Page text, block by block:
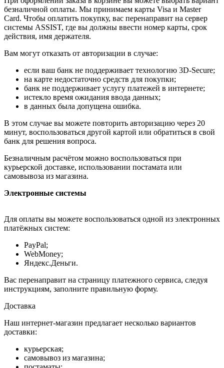
безналичной оплаты. Мы принимаем карты Visa и Master
Card. Чтобы оплатить покупку, вас перенаправит на сервер
системы ASSIST, где вы должны ввести номер карты, срок
действия, имя держателя.
Вам могут отказать от авторизации в случае:
если ваш банк не поддерживает технологию 3D-Secure;
на карте недостаточно средств для покупки;
банк не поддерживает услугу платежей в интернете;
истекло время ожидания ввода данных;
в данных была допущена ошибка.
В этом случае вы можете повторить авторизацию через 20
минут, воспользоваться другой картой или обратиться в свой
банк для решения вопроса.
Безналичным расчётом можно воспользоваться при
курьерской доставке, использовании постамата или
самовывоза из магазина.
Электронные системы
Для оплаты вы можете воспользоваться одной из электронных
платёжных систем:
PayPal;
WebMoney;
Яндекс.Деньги.
Вас перенаправит на страницу платежного сервиса, следуя
инструкциям, заполните правильную форму.
Доставка
Наш интернет-магазин предлагает несколько вариантов
доставки:
курьерская;
самовывоз из магазина;